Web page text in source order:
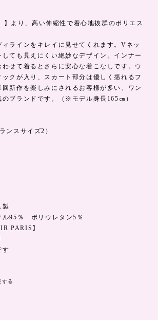
】より、高い伸縮性で着心地抜群のポリエス
ラインをキレイに見せてくれます。Vネッ
ても見えにくい絶妙なデザイン。インナー
せて着るとさらに安心な着こなしです。ウ
クが入り、スカート部分は優しく揺れるフ
新作を楽しみにされるお客様が多い、ワン
のブランドです。（※モデル身長165㎝）
スサイズ2）
製
95％ ポリウレタン5％
PARIS】
す
する